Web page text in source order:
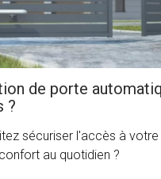
de porte
?
sécuriser l'accès à
au quotidien ?